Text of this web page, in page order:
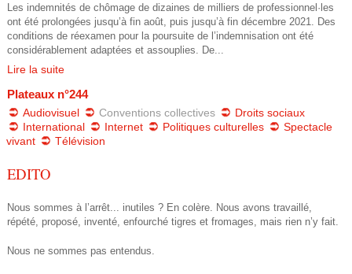
_
n
e
_
g
o
c
y
n
d
i
l
.
Les indemnités de chômage de dizaines de milliers de professionnel·les
ont été prolongées jusqu’à fin août, puis jusqu’à fin décembre 2021. Des
conditions de réexamen pour la poursuite de l’indemnisation ont été
considérablement adaptées et assouplies. De...
Lire la suite
Plateaux n°244
Audiovisuel Conventions collectives
Droits sociaux
International
Internet Politiques culturelles
Spectacle
vivant
Télévision
EDITO
Nous sommes à l’arrêt... inutiles ? En colère. Nous avons travaillé,
répété, proposé, inventé, enfourché tigres et fromages, mais rien n’y fait.
Nous ne sommes pas entendus.